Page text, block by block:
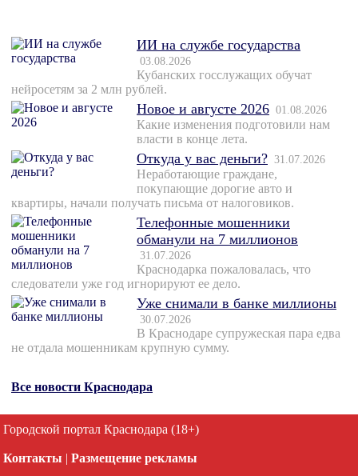
ИИ на службе государства
03.08.2026
Кубанских госслужащих обучат
нейросетям за 2 млн рублей.
Новое и августе 2026 01.08.2026
Какие изменения подготовили нам
власти в конце лета.
Откуда у вас деньги? 31.07.2026
Неработающие граждане,
покупающие дорогие авто и
квартиры, начали получать письма от налоговиков.
Телефонные мошенники
обманули на 7 миллионов
31.07.2026
Краснодарка пожаловалась, что
следователи уже год игнорируют ее дело.
Уже снимали в банке миллионы
30.07.2026
В Краснодаре супружеская пара едва
не отдала мошенникам крупную сумму.
Все новости Краснодара
Городской портал Краснодара (18+)
Контакты | Размещение рекламы